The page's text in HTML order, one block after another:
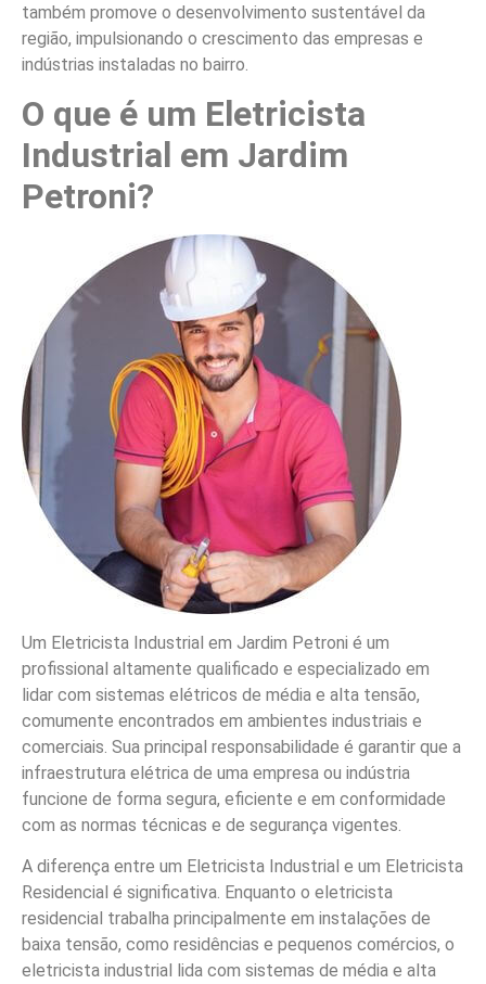
também promove o desenvolvimento sustentável da
região, impulsionando o crescimento das empresas e
indústrias instaladas no bairro.
O que é um Eletricista
Industrial em Jardim
Petroni?
Um Eletricista Industrial em Jardim Petroni é um
profissional altamente qualificado e especializado em
lidar com sistemas elétricos de média e alta tensão,
comumente encontrados em ambientes industriais e
comerciais. Sua principal responsabilidade é garantir que a
infraestrutura elétrica de uma empresa ou indústria
funcione de forma segura, eficiente e em conformidade
com as normas técnicas e de segurança vigentes.
A diferença entre um Eletricista Industrial e um Eletricista
Residencial é significativa. Enquanto o eletricista
residencial trabalha principalmente em instalações de
baixa tensão, como residências e pequenos comércios, o
eletricista industrial lida com sistemas de média e alta